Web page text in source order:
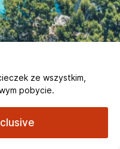
ze wszystkim,
pobycie.